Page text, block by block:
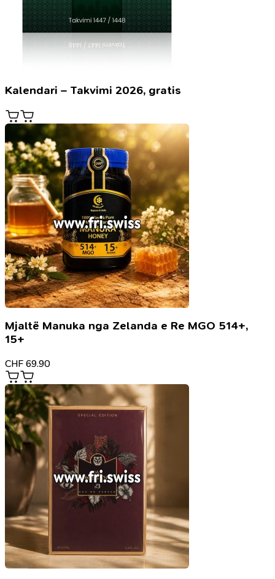
Kalendari – Takvimi 2026, gratis
Mjaltë Manuka nga Zelanda e Re MGO 514+,
15+
CHF 69.90